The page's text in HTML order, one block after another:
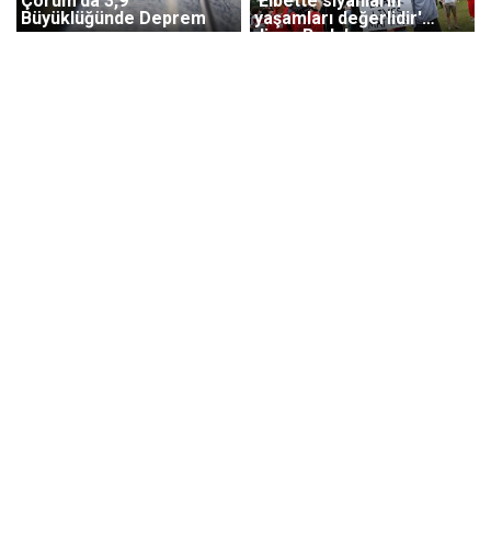
Büyüklüğünde Deprem
yaşamları değerlidir'
diyen BoJo'ya